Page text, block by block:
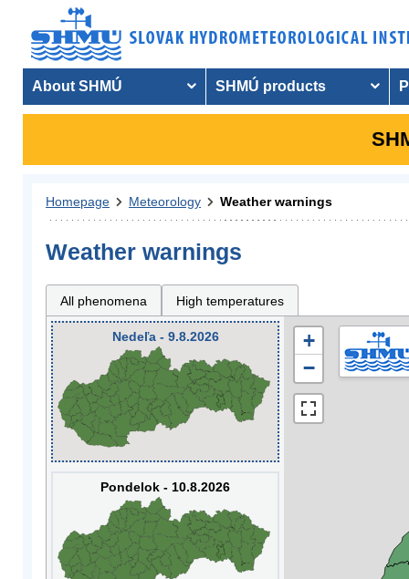
About SHMÚ SHMÚ products
Homepage Meteorology Weather warnings
Weather warnings
All phenomena High temperatures
Nedeľa - 9.8.2026
Pondelok - 10.8.2026
+
−